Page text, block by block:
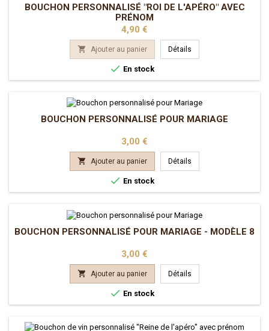
BOUCHON PERSONNALISÉ "ROI DE L'APÉRO" AVEC
PRÉNOM
Prix
4,90 €
 Ajouter au panier Détails
 En stock
BOUCHON PERSONNALISÉ POUR MARIAGE
Prix
3,00 €
 Ajouter au panier Détails
 En stock
BOUCHON PERSONNALISÉ POUR MARIAGE - MODÈLE 8
Prix
3,00 €
 Ajouter au panier Détails
 En stock